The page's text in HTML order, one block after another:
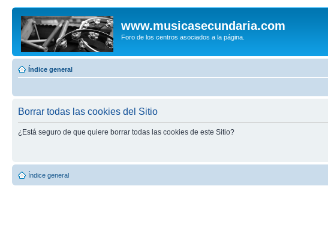
www.musicasecundaria.com
Foro de los centros asociados a la página.
Índice general
Borrar todas las cookies del Sitio
¿Está seguro de que quiere borrar todas las cookies de este Sitio?
Índice general